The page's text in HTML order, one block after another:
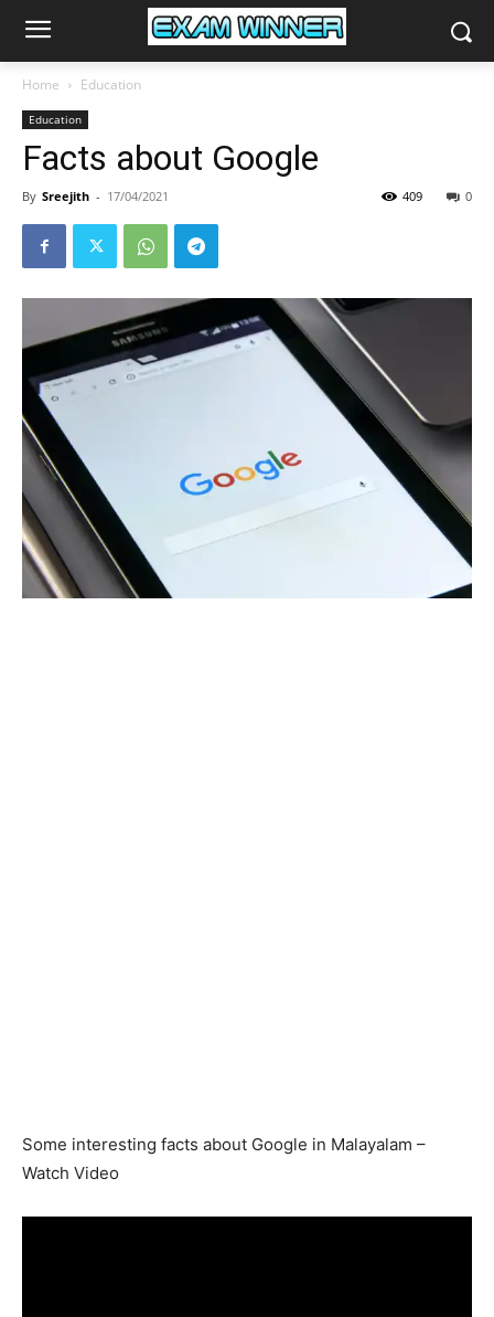
Home Education
Education
Facts about Google
By Sreejith - 17/04/2021 0
409
Some interesting facts about Google in Malayalam –
Watch Video